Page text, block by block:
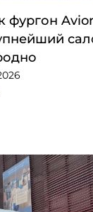
фургон